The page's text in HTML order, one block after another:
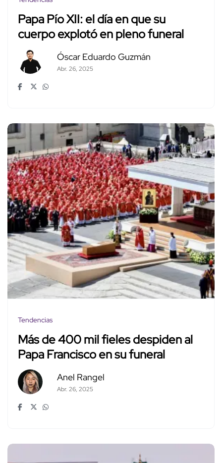
Papa Pío XII: el día en que su
cuerpo explotó en pleno funeral
Óscar Eduardo Guzmán
Abr. 26, 2025
Tendencias
Más de 400 mil fieles despiden al
Papa Francisco en su funeral
Anel Rangel
Abr. 26, 2025